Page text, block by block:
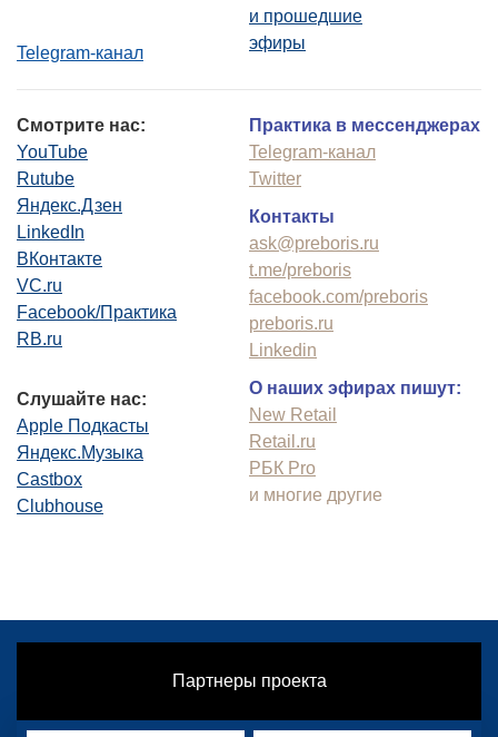
Telegram-канал
и прошедшие
эфиры
Смотрите нас:
YouTube
Rutube
Яндекс.Дзен
LinkedIn
ВКонтакте
VC.ru
Facebook/Практика
RB.ru
Слушайте нас:
Apple Подкасты
Яндекс.Музыка
Castbox
Clubhouse
Практика в мессенджерах
Telegram-канал
Twitter
Контакты
ask@preboris.ru
t.me/preboris
facebook.com/preboris
preboris.ru
Linkedin
О наших эфирах пишут:
New Retail
Retail.ru
РБК Pro
и многие другие
Партнеры проекта